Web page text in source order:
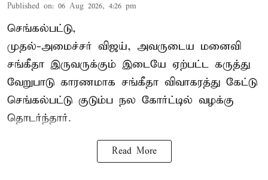
Published on: 06 Aug 2026, 4:26 pm
செங்கல்பட்டு,
முதல்-அமைச்சர் விஜய், அவருடைய மனைவி
சங்கீதா இருவருக்கும் இடையே ஏற்பட்ட கருத்து
வேறுபாடு காரணமாக சங்கீதா விவாகரத்து கேட்டு
செங்கல்பட்டு குடும்ப நல கோர்ட்டில் வழக்கு
தொடர்ந்தார்.
Read More